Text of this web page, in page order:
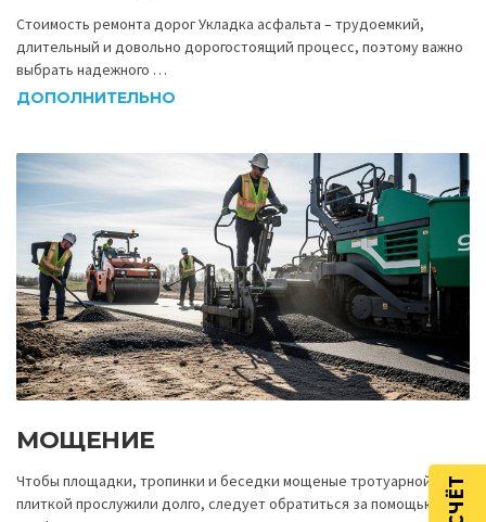
Стоимость ремонта дорог Укладка асфальта – трудоемкий,
длительный и довольно дорогостоящий процесс, поэтому важно
выбрать надежного …
ДОПОЛНИТЕЛЬНО
МОЩЕНИЕ
Чтобы площадки, тропинки и беседки мощеные тротуарной
плиткой прослужили долго, следует обратиться за помощью к